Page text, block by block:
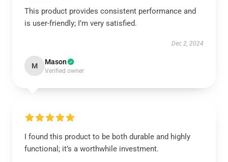
This product provides consistent performance and
is user-friendly; I’m very satisfied.
Dec 2, 2024
M Mason
Verified owner
I found this product to be both durable and highly
functional; it’s a worthwhile investment.